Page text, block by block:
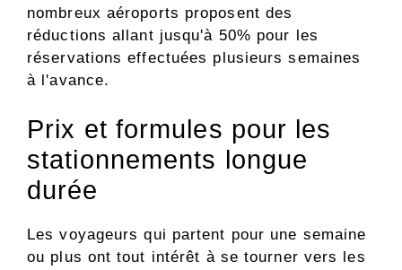
nombreux aéroports proposent des
réductions allant jusqu'à 50% pour les
réservations effectuées plusieurs semaines
à l'avance.
Prix et formules pour les
stationnements longue
durée
Les voyageurs qui partent pour une semaine
ou plus ont tout intérêt à se tourner vers les